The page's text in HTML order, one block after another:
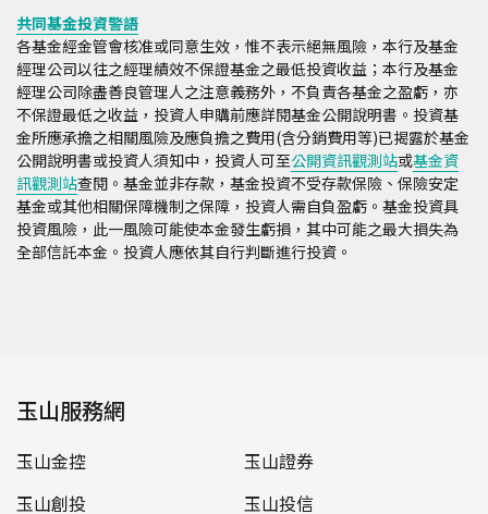
共同基金投資警語
各基金經金管會核准或同意生效，惟不表示絕無風險，本行及基金
經理公司以往之經理績效不保證基金之最低投資收益；本行及基金
經理公司除盡善良管理人之注意義務外，不負責各基金之盈虧，亦
不保證最低之收益，投資人申購前應詳閱基金公開說明書。投資基
金所應承擔之相關風險及應負擔之費用(含分銷費用等)已揭露於基金
公開說明書或投資人須知中，投資人可至公開資訊觀測站或基金資
訊觀測站查閱。基金並非存款，基金投資不受存款保險、保險安定
基金或其他相關保障機制之保障，投資人需自負盈虧。基金投資具
投資風險，此一風險可能使本金發生虧損，其中可能之最大損失為
全部信託本金。投資人應依其自行判斷進行投資。
玉山服務網
玉山金控
玉山證券
玉山創投
玉山投信